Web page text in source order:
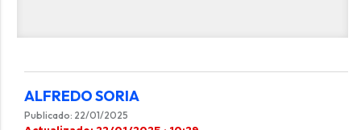
ALFREDO SORIA
Publicado: 22/01/2025